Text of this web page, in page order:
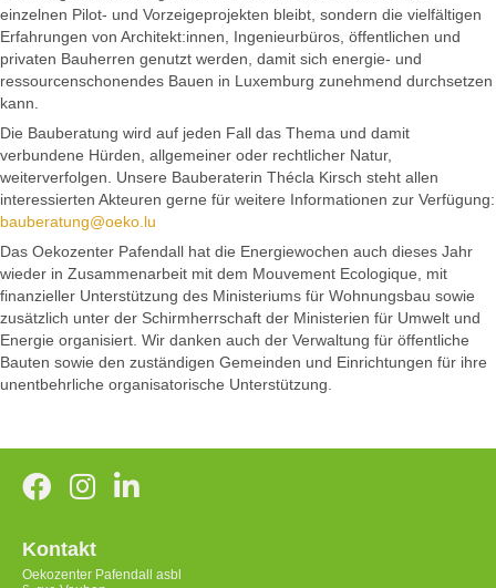
einzelnen Pilot- und Vorzeigeprojekten bleibt, sondern die vielfältigen
Erfahrungen von Architekt:innen, Ingenieurbüros, öffentlichen und
privaten Bauherren genutzt werden, damit sich energie- und
ressourcenschonendes Bauen in Luxemburg zunehmend durchsetzen
kann.
Die Bauberatung wird auf jeden Fall das Thema und damit
verbundene Hürden, allgemeiner oder rechtlicher Natur,
weiterverfolgen. Unsere Bauberaterin Thécla Kirsch steht allen
interessierten Akteuren gerne für weitere Informationen zur Verfügung:
bauberatung@oeko.lu
Das Oekozenter Pafendall hat die Energiewochen auch dieses Jahr
wieder in Zusammenarbeit mit dem Mouvement Ecologique, mit
finanzieller Unterstützung des Ministeriums für Wohnungsbau sowie
zusätzlich unter der Schirmherrschaft der Ministerien für Umwelt und
Energie organisiert. Wir danken auch der Verwaltung für öffentliche
Bauten sowie den zuständigen Gemeinden und Einrichtungen für ihre
unentbehrliche organisatorische Unterstützung.
Kontakt
Oekozenter Pafendall asbl